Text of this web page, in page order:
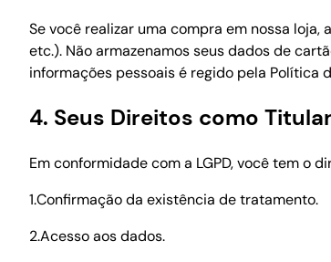
Se você realizar uma compra em nossa
etc.). Não armazenamos seus dados de
informações pessoais é regido pela Política
4. Seus Direitos como
Em conformidade com a LGPD, você tem o
1.Confirmação da existência de tratamento.
2.Acesso aos dados.